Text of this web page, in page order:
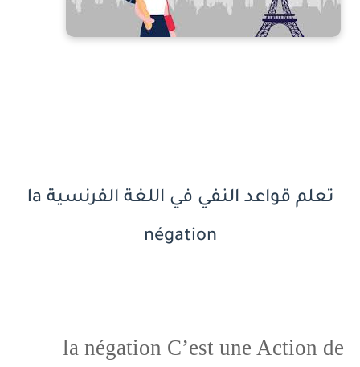
تعلم قواعد النفي في اللغة الفرنسية la
négation
la négation C’est une Action de